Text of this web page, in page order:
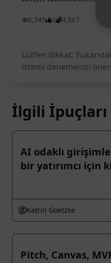
8,345 0 4,867
Lütfen dikkat:
istemi denemenizi
İlgili İpuçları
AI odaklı
bir yatırımcı
Katrin Goetzke
Pitch, Canvas,